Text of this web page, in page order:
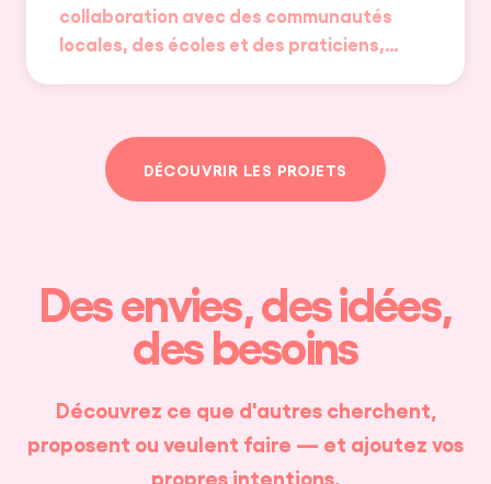
collaboration avec des communautés
locales, des écoles et des praticiens,…
DÉCOUVRIR LES PROJETS
Des envies, des idées,
des besoins
Découvrez ce que d'autres cherchent,
proposent ou veulent faire — et ajoutez vos
propres intentions.